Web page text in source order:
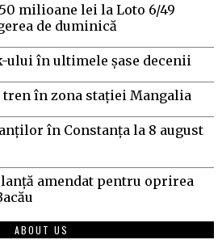
milioane lei la Loto 6/49
de duminică
ului în ultimele șase decenii
tren în zona stației Mangalia
în Constanța la 8 august
amendat pentru oprirea
ABOUT US